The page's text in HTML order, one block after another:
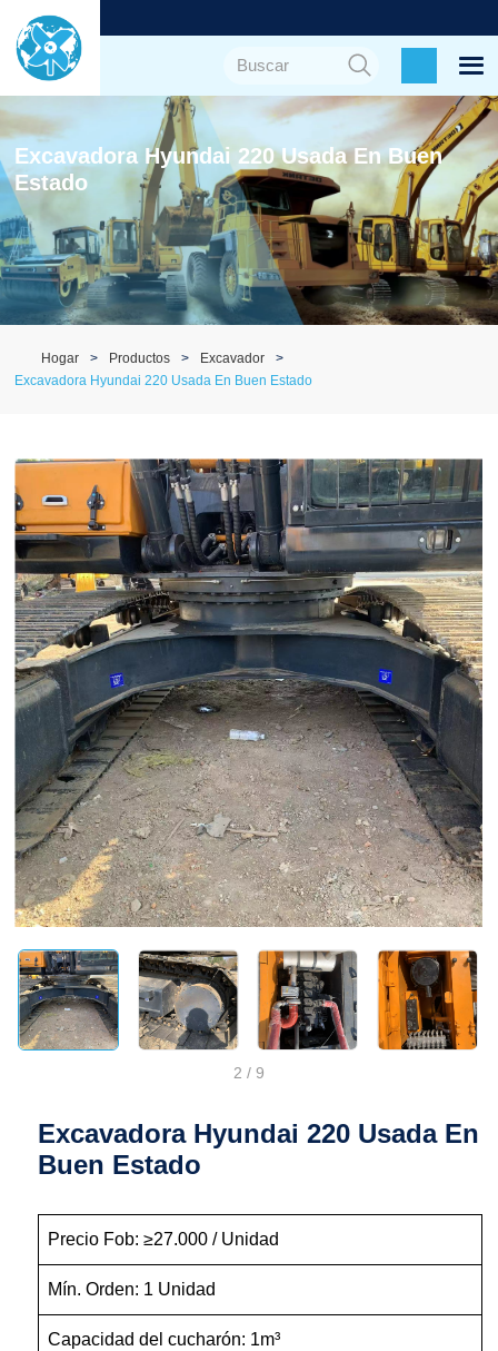
Excavadora Hyundai 220 Usada En Buen
Estado
Hogar Productos
Excavador
Excavadora Hyundai 220 Usada En Buen Estado
2 / 9
Excavadora Hyundai 220 Usada En
Buen Estado
Precio Fob: ≥27.000 / Unidad
Mín. Orden: 1 Unidad
Capacidad del cucharón: 1m³